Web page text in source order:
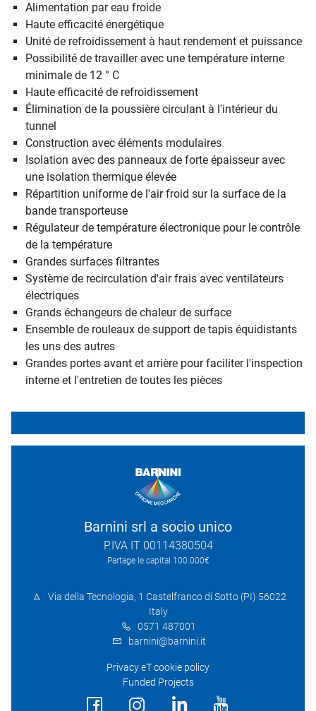
Alimentation par eau froide
Haute efficacité énergétique
Unité de refroidissement à haut rendement et puissance
Possibilité de travailler avec une température interne
minimale de 12 ° C
Haute efficacité de refroidissement
Élimination de la poussière circulant à l'intérieur du
tunnel
Construction avec éléments modulaires
Isolation avec des panneaux de forte épaisseur avec
une isolation thermique élevée
Répartition uniforme de l'air froid sur la surface de la
bande transporteuse
Régulateur de température électronique pour le contrôle
de la température
Grandes surfaces filtrantes
Système de recirculation d'air frais avec ventilateurs
électriques
Grands échangeurs de chaleur de surface
Ensemble de rouleaux de support de tapis équidistants
les uns des autres
Grandes portes avant et arrière pour faciliter l'inspection
interne et l'entretien de toutes les pièces
Barnini srl a socio unico
P.IVA IT 00114380504
Partage le capital 100.000€
Via della Tecnologia, 1 Castelfranco di Sotto (PI) 56022
Italy
0571 487001
barnini@barnini.it
Privacy eT cookie policy
Funded Projects